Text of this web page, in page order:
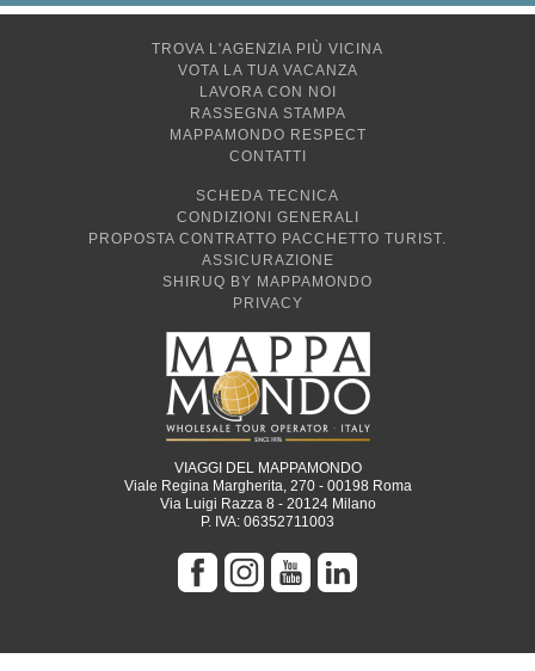
TROVA L'AGENZIA PIÙ VICINA
VOTA LA TUA VACANZA
LAVORA CON NOI
RASSEGNA STAMPA
MAPPAMONDO RESPECT
CONTATTI
SCHEDA TECNICA
CONDIZIONI GENERALI
PROPOSTA CONTRATTO PACCHETTO TURIST.
ASSICURAZIONE
SHIRUQ BY MAPPAMONDO
PRIVACY
VIAGGI DEL MAPPAMONDO
Viale Regina Margherita, 270 - 00198 Roma
Via Luigi Razza 8 - 20124 Milano
P. IVA: 06352711003